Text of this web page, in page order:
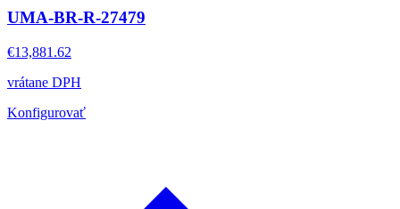
UMA-BR-R-27479
€13,881.62
vrátane DPH
Konfigurovať